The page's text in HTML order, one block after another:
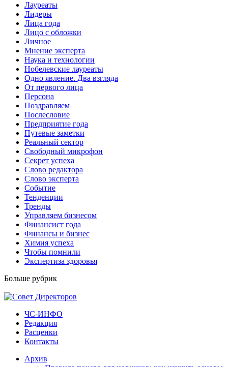
Лауреаты
Лидеры
Лица года
Лицо с обложки
Личное
Мнение эксперта
Наука и технологии
Нобелевские лауреаты
Одно явление. Два взгляда
От первого лица
Персона
Поздравляем
Послесловие
Предприятие года
Путевые заметки
Реальный сектор
Свободный микрофон
Секрет успеха
Слово редактора
Слово эксперта
Событие
Тенденции
Тренды
Управляем бизнесом
Финансист года
Финансы и бизнес
Химия успеха
Чтобы помнили
Экспертиза здоровья
Больше рубрик
ЧС-ИНФО
Редакция
Расценки
Контакты
Архив